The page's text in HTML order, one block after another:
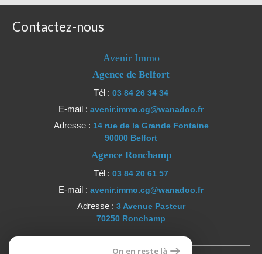
Contactez-nous
Avenir Immo
Agence de Belfort
Tél : 03 84 26 34 34
E-mail : avenir.immo.cg@wanadoo.fr
Adresse : 14 rue de la Grande Fontaine
90000 Belfort
Agence Ronchamp
Tél : 03 84 20 61 57
E-mail : avenir.immo.cg@wanadoo.fr
Adresse : 3 Avenue Pasteur
70250 Ronchamp
Se connecter On en reste là